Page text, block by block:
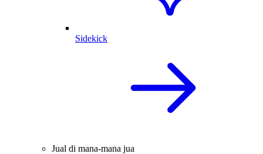
Sidekick
Jual di mana-mana jua